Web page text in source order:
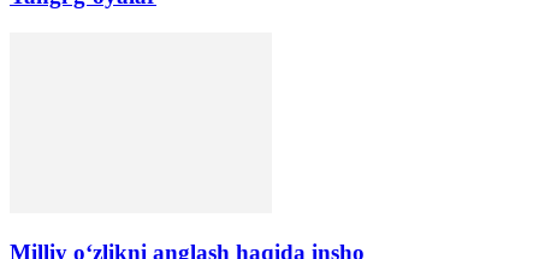
Milliy o‘zlikni anglash haqida insho